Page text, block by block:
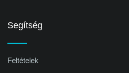
Segítség
Feltételek